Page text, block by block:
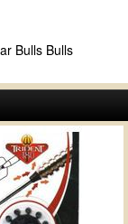
Bulls Bulls